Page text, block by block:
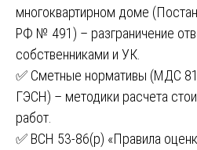
многоквартирном доме
РФ № 491) – разграничение
собственниками и УК.
✅ Сметные нормативы (МДС
ГЭСН) – методики расчета
работ.
✅ ВСН 53-86(р) «Правила